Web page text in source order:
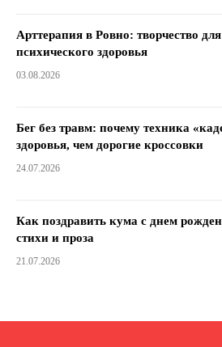
Арттерапия в Ровно: творчество
психического здоровья
03.08.2026
Бег без травм: почему техника
здоровья, чем дорогие кроссовки
24.07.2026
Как поздравить кума с днем
стихи и проза
21.07.2026